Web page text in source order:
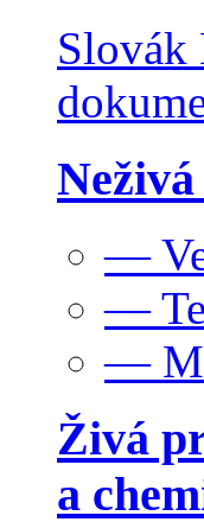
Slovák
—
—
—
Živá
a